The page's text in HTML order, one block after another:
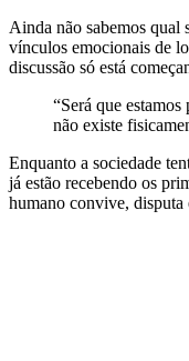
Ainda não sabemos qual
vínculos emocionais de
discussão só está
“Será que
não existe
Enquanto a sociedade
já estão recebendo os
humano convive, disputa